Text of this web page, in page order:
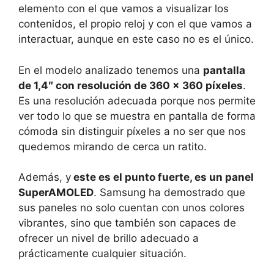
elemento con el que vamos a visualizar los
contenidos, el propio reloj y con el que vamos a
interactuar, aunque en este caso no es el único.
En el modelo analizado tenemos una pantalla
de 1,4″ con resolución de 360 x 360 píxeles.
Es una resolución adecuada porque nos permite
ver todo lo que se muestra en pantalla de forma
cómoda sin distinguir píxeles a no ser que nos
quedemos mirando de cerca un ratito.
Además, y este es el punto fuerte, es un panel
SuperAMOLED. Samsung ha demostrado que
sus paneles no solo cuentan con unos colores
vibrantes, sino que también son capaces de
ofrecer un nivel de brillo adecuado a
prácticamente cualquier situación.